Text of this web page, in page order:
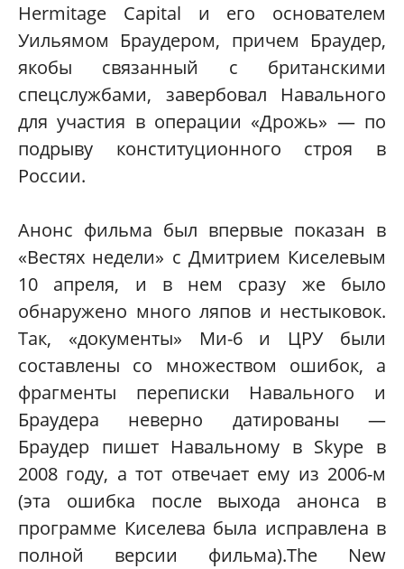
Hermitage Capital и его основателем
Уильямом Браудером, причем Браудер,
якобы связанный с британскими
спецслужбами, завербовал Навального
для участия в операции «Дрожь» — по
подрыву конституционного строя в
России.
Анонс фильма был впервые показан в
«Вестях недели» с Дмитрием Киселевым
10 апреля, и в нем сразу же было
обнаружено много ляпов и нестыковок.
Так, «документы» Ми-6 и ЦРУ были
составлены со множеством ошибок, а
фрагменты переписки Навального и
Браудера неверно датированы —
Браудер пишет Навальному в Skype в
2008 году, а тот отвечает ему из 2006-м
(эта ошибка после выхода анонса в
программе Киселева была исправлена в
полной версии фильма).The New